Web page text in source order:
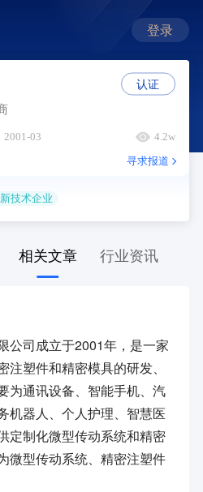
登录
2001-03 4.2w
寻求报道
技术企业
认证
相关文章 行业资讯
公司成立于2001年，是一家
塑件和精密模具的研发、
为通讯设备、智能手机、汽
机器人、个人护理、智慧医
定制化微型传动系统和精密
微型传动系统、精密注塑件